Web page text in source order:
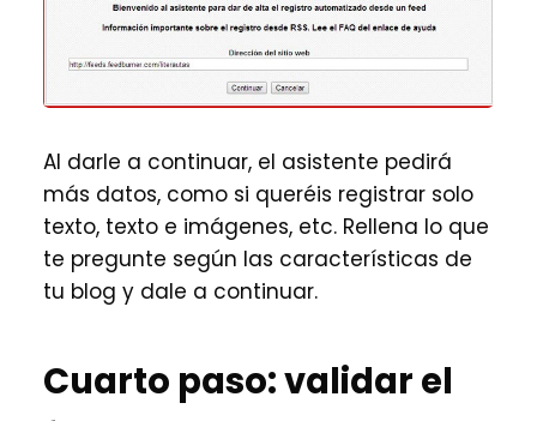
Al darle a continuar, el asistente pedirá
más datos, como si queréis registrar solo
texto, texto e imágenes, etc. Rellena lo que
te pregunte según las características de
tu blog y dale a continuar.
Cuarto paso: validar el